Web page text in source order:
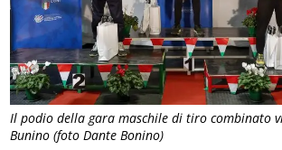
Il podio della gara maschile di tiro combinato
Bunino (foto Dante Bonino)